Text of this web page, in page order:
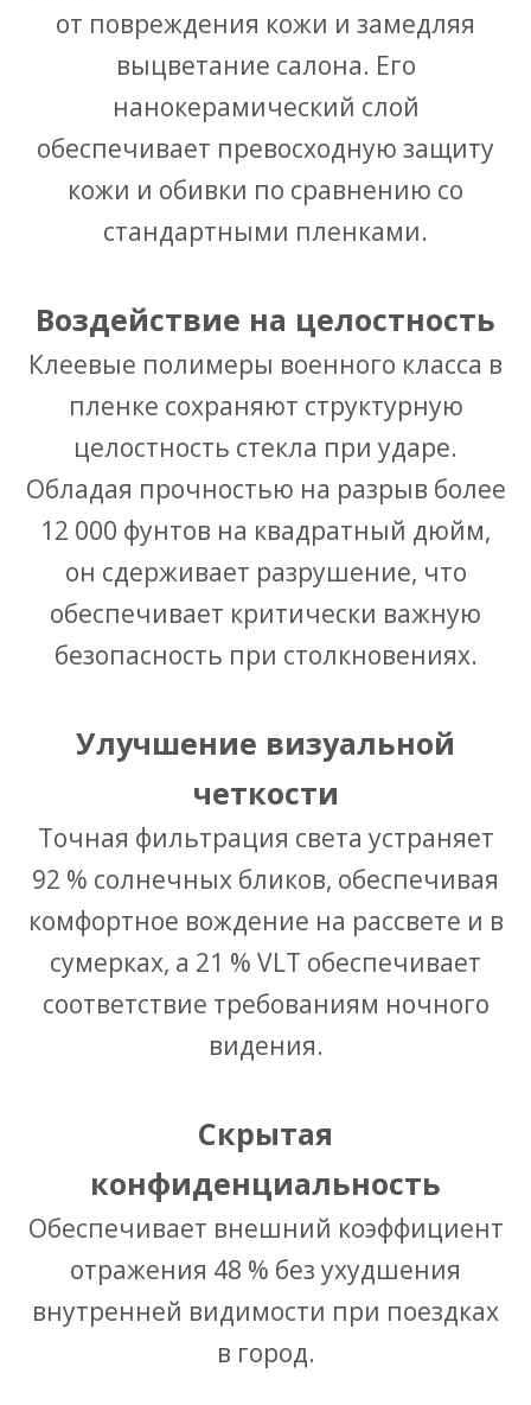
от повреждения кожи и замедляя
выцветание салона. Его
нанокерамический слой
обеспечивает превосходную защиту
кожи и обивки по сравнению со
стандартными пленками.
Воздействие на целостность
Клеевые полимеры военного класса в
пленке сохраняют структурную
целостность стекла при ударе.
Обладая прочностью на разрыв более
12 000 фунтов на квадратный дюйм,
он сдерживает разрушение, что
обеспечивает критически важную
безопасность при столкновениях.
Улучшение визуальной
четкости
Точная фильтрация света устраняет
92 % солнечных бликов, обеспечивая
комфортное вождение на рассвете и в
сумерках, а 21 % VLT обеспечивает
соответствие требованиям ночного
видения.
Скрытая
конфиденциальность
Обеспечивает внешний коэффициент
отражения 48 % без ухудшения
внутренней видимости при поездках
в город.